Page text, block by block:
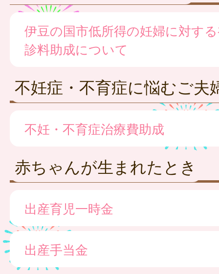
伊豆の国市低所得の妊婦に対す
診料助成について
不妊症・不育症に悩むご夫
不妊・不育症治療費助成
赤ちゃんが生まれたとき
出産育児一時金
出産手当金